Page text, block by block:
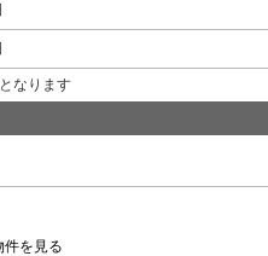
なります
件を見る